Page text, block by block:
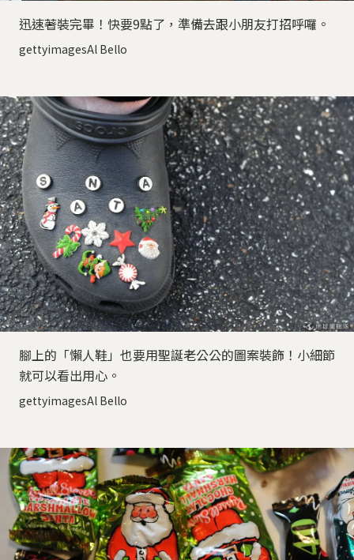
迅速著裝完畢！快要9點了，準備去跟小朋友打招呼囉。
gettyimagesAl Bello
腳上的「懶人鞋」也要用聖誕老公公的圖案裝飾！小細節
就可以看出用心。
gettyimagesAl Bello